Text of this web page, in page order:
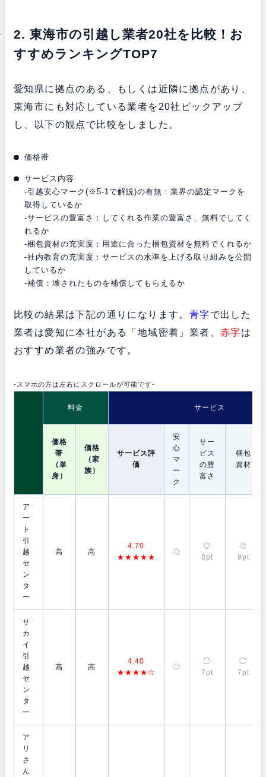
2. 東海市の引越し業者20社を比較！お
すすめランキングTOP7
愛知県に拠点のある、もしくは近隣に拠点があり、
東海市にも対応している業者を20社ピックアップ
し、以下の観点で比較をしました。
価格帯
サービス内容
-引越安心マーク(※5-1で解説)の有無：業界の認定マークを
取得しているか
-サービスの豊富さ：してくれる作業の豊富さ、無料でしてく
れるか
-梱包資材の充実度：用途に合った梱包資材を無料でくれるか
-社内教育の充実度：サービスの水準を上げる取り組みを公開
しているか
-補償：壊されたものを補償してもらえるか
比較の結果は下記の通りになります。 青字で出した
業者は愛知に本社がある「地域密着」業者、 赤字は
おすすめ業者の強みです。
-スマホの方は左右にスクロールが可能です-
料金 サービス
価格
帯
（単
身）
価格
（家
族）
サービス評
価
安
心
マ
ー
ク
サー
ビス
の豊
富さ
梱包
資材
ア
ー
ト
引
越
セ
ン
タ
ー
高 高
4.70
★★★★★
◎
◎
8pt
◎
9pt
サ
カ
イ
引
越
セ
ン
タ
ー
高 高
4.40
★★★★☆
◎
◯
7pt
◯
7pt
ア
リ
さ
ん